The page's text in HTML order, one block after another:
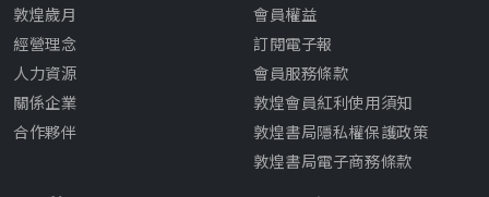
敦煌歲月
經營理念
人力資源
關係企業
合作夥伴
會員權益
訂閱電子報
會員服務條款
敦煌會員紅利使用須知
敦煌書局隱私權保護政策
敦煌書局電子商務條款